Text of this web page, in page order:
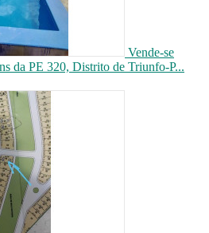
Vende-se
da PE 320, Distrito de Triunfo-P...